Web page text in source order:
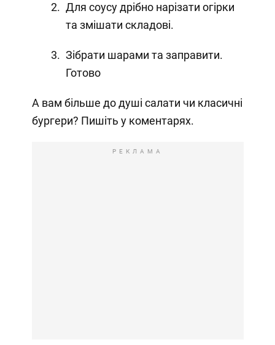
Для соусу дрібно нарізати огірки
та змішати складові.
Зібрати шарами та заправити.
Готово
А вам більше до душі салати чи класичні
бургери? Пишіть у коментарях.
РЕКЛАМА